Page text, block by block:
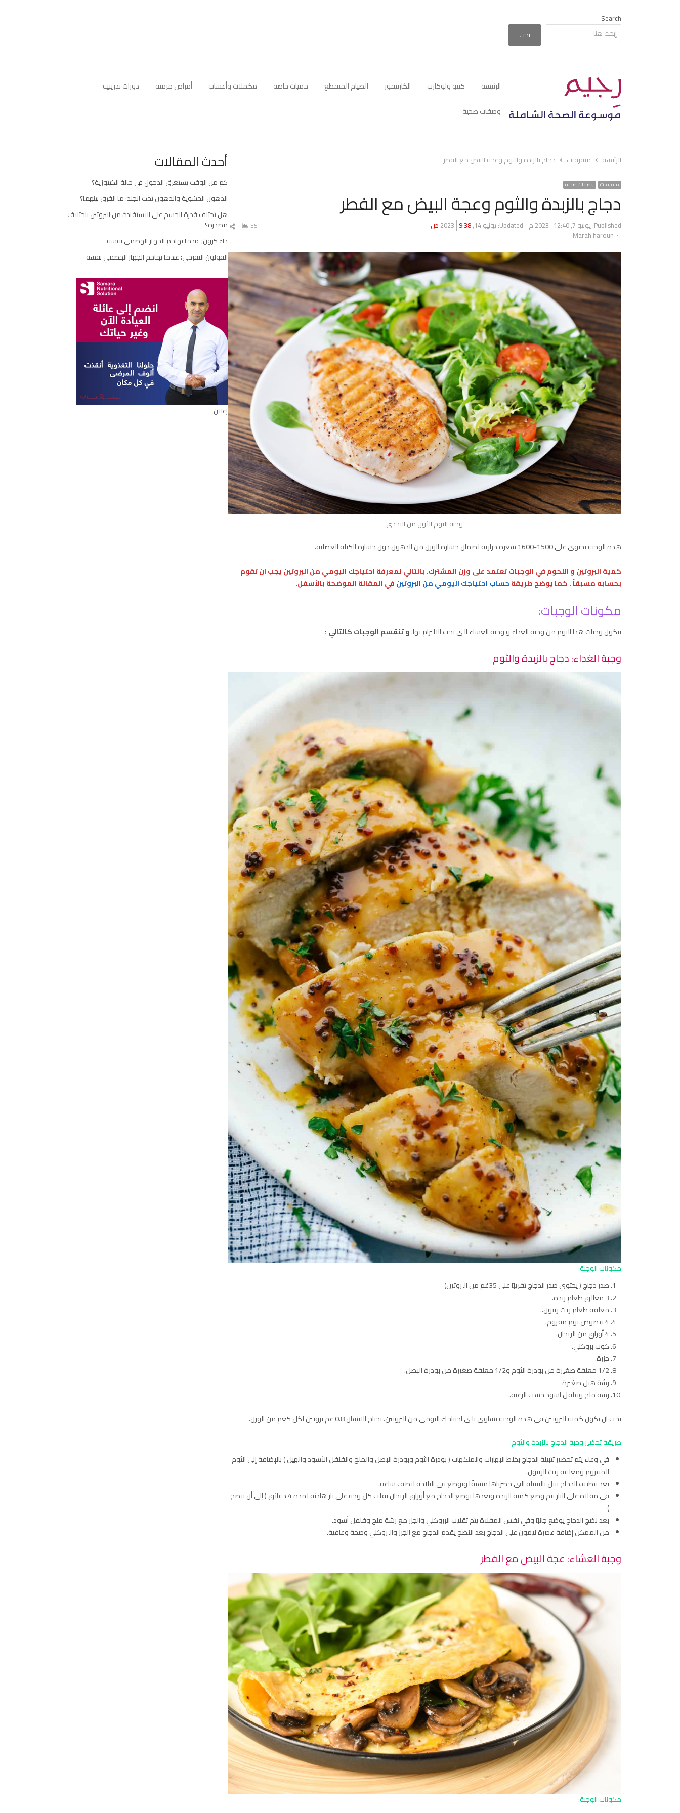
Search
بحث
الرئيسة كيتو ولوكارب الكارنيفور الصيام المتقطع حميات خاصة مكملات وأعشاب أمراض مزمنة
دورات تدريبية
وصفات صحية
الرئيسة متفرقات دجاج بالزبدة والثوم وعجة البيض مع الفطر
متفرقات وصفات صحية
دجاج بالزبدة والثوم وعجة البيض مع الفطر
Published: يونيو 7, 2023 12:40 م Updated: يونيو 14, 2023 9:38 ص
Author
Marah haroun
55
شارك
المقال
وجبة اليوم الأول من التحدي
هذه الوجبة تحتوي على 1500-1600 سعرة حرارية لضمان خسارة الوزن من الدهون دون خسارة الكتلة العضلية.
كمية البروتين و اللحوم في الوجبات تعتمد على وزن المشترك. بالتالي لمعرفة احتياجك اليومي من البروتين يجب ان تقوم
بحسابه مسبقاً . كما يوضح طريقةحساب احتياجك اليومي من البروتينفي المقالة الموضحة بالأسفل.
مكونات الوجبات:
تتكون وجبات هذا اليوم من وَجبة الغداء و وَجبة العشاء التي يجب الالتزام بها.و تنقسم الوجبات كالتالي :
وجبة الغداء: دجاج بالزبدة والثوم
مكونات الوجبة:
صدر دجاج ( يحتوي صدر الدجاج تقريبًا على 35غم من البروتين)
3 معالق طعام زبدة.
معلقة طعام زيت زيتون..
4 فصوص ثوم مفروم.
4 أوراق من الريحان.
كوب بروكلي.
جزرة.
1/2 معلقة صغيرة من بودرة الثوم و1/2 معلقة صغيرة من بودرة البصل.
رشة هيل صغيرة
رشة ملح وفلفل اسود حسب الرغبة.
يجب ان تكون كمية البروتين في هذه الوجبة تساوي ثلثي احتياجك اليومي من البروتين. يحتاج الانسان 0.8 غم بروتين لكل كغم من الوزن.
طريقة تحضير وجبة الدجاج بالزبدة والثوم:
في وعاء يتم تحضير تتبيلة الدجاج بخلط البهارات والمنكهات ( بودرة الثوم وبودرة البصل والملح والفلفل الأسود والهيل ) بالإضافة إلى الثوم
المفروم ومعلقة زيت الزيتون.
بعد تنظيف الدجاج يتبل بالتتبيلة التي حضرناها مسبقًا ويوضع في الثلاجة لنصف ساعة.
في مقلاة على النار يتم وضع كمية الزبدة وبعدها يوضع الدجاج مع أوراق الريحان يقلب كل وجه على نار هادئة لمدة 4 دقائق ( إلى أن ينضج
)
بعد نضج الدجاج يوضع جانبًا وفي نفس المقلاة يتم تقليب البروكلي والجزر مع رشة ملح وفلفل أسود.
من الممكن إضافة عصرة ليمون على الدجاج بعد النضج يقدم الدجاج مع الجرز والبروكلي وصحة وعافية.
وجبة العشاء: عجة البيض مع الفطر
مكونات الوجبة:
أحدث المقالات
كم من الوقت يستغرق الدخول في حالة الكيتوزية؟
الدهون الحشوية والدهون تحت الجلد: ما الفرق بينهما؟
هل تختلف قدرة الجسم على الاستفادة من البروتين باختلاف
مصدره؟
داء كرون: عندما يهاجم الجهاز الهضمي نفسه
القولون التقرحي: عندما يهاجم الجهاز الهضمي نفسه
إعلان